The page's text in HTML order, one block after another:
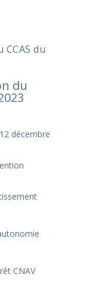
du
du
décembre
CNAV